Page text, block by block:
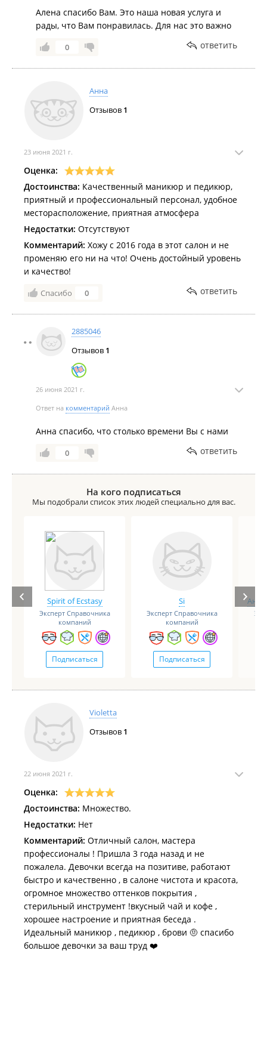
Алена спасибо Вам. Это наша новая услуга и
рады, что Вам понравилась. Для нас это важно
0 ответить
Анна
Отзывов 1
23 июня 2021 г.
Оценка:
Достоинства: Качественный маникюр и педикюр,
приятный и профессиональный персонал, удобное
месторасположение, приятная атмосфера
Недостатки: Отсутствуют
Комментарий: Хожу с 2016 года в этот салон и не
променяю его ни на что! Очень достойный уровень
и качество!
Спасибо 0 ответить
2885046
Отзывов 1
26 июня 2021 г.
Ответ на комментарий Анна
Анна спасибо, что столько времени Вы с нами
0 ответить
На кого подписаться
Мы подобрали список этих людей специально для вас.
Spirit of Ecstasy
Эксперт Справочника
компаний
Подписаться
Si
Эксперт Справочника
компаний
Подписаться
Violetta
Отзывов 1
22 июня 2021 г.
Оценка:
Достоинства: Множество.
Недостатки: Нет
Комментарий: Отличный салон, мастера
профессионалы ! Пришла 3 года назад и не
пожалела. Девочки всегда на позитиве, работают
быстро и качественно , в салоне чистота и красота,
огромное множество оттенков покрытия ,
стерильный инструмент !вкусный чай и кофе ,
хорошее настроение и приятная беседа .
Идеальный маникюр , педикюр , брови 🤨 спасибо
большое девочки за ваш труд ❤️